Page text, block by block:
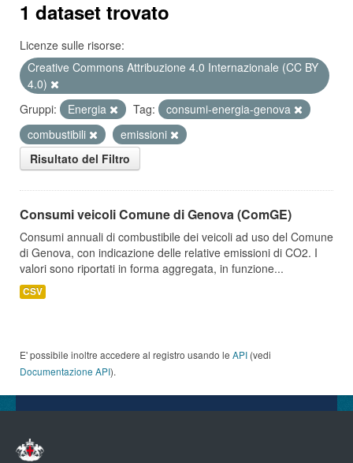
1 dataset trovato
Licenze sulle risorse:
Creative Commons Attribuzione 4.0 Internazionale (CC BY
4.0)
Gruppi:
Energia Tag:
consumi-energia-genova
combustibili
emissioni
Risultato del Filtro
Consumi veicoli Comune di Genova (ComGE)
Consumi annuali di combustibile dei veicoli ad uso del Comune
di Genova, con indicazione delle relative emissioni di CO2. I
valori sono riportati in forma aggregata, in funzione...
CSV
E' possibile inoltre accedere al registro usando le API (vedi
Documentazione API).